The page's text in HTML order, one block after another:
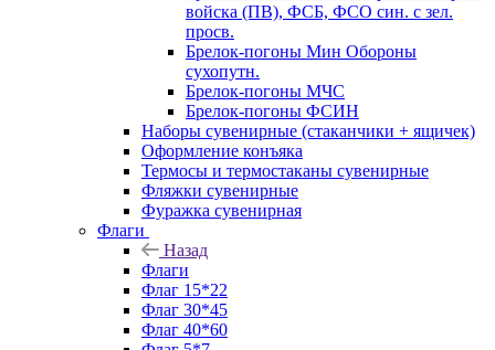
войска (ПВ), ФСБ, ФСО син. с зел.
просв.
Брелок-погоны Мин Обороны
сухопутн.
Брелок-погоны МЧС
Брелок-погоны ФСИН
Наборы сувенирные (стаканчики + ящичек)
Оформление конъяка
Термосы и термостаканы сувенирные
Фляжки сувенирные
Фуражка сувенирная
Флаги
Назад
Флаги
Флаг 15*22
Флаг 30*45
Флаг 40*60